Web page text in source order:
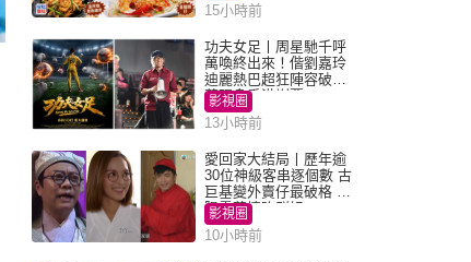
15小時前
功夫女足丨周星馳千呼
萬喚終出來！偕劉嘉玲
迪麗熱巴超狂陣容破天
荒現身香港謝票
影視圈
13小時前
愛回家大結局丨歷年逾
30位神級客串逐個數 古
巨基變外賣仔最破格 歐
陽震華情陷群姐
影視圈
10小時前